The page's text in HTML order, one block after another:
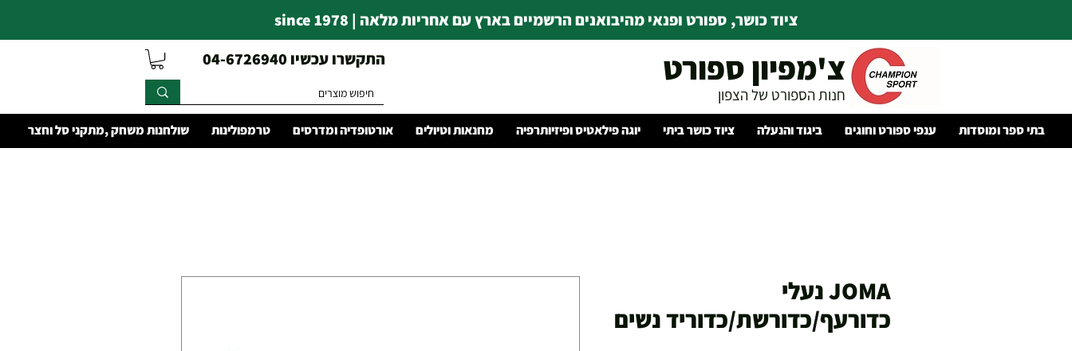
ציוד כושר, ספורט ופנאי מהיבואנים הרשמיים בארץ עם אחריות מלאה | since 1978
התקשרו עכשיו 04-6726940
צ'מפיון ספורט
חנות הספורט של הצפון
בתי ספר ומוסדות ענפי ספורט וחוגים ביגוד והנעלה ציוד כושר ביתי יוגה פילאטיס ופיזיותרפיה מחנאות וטיולים אורטופדיה ומדרסים טרמפולינות שולחנות משחק ,מתקני סל וחצר
JOMA נעלי
כדורעף/כדורשת/כדוריד נשים